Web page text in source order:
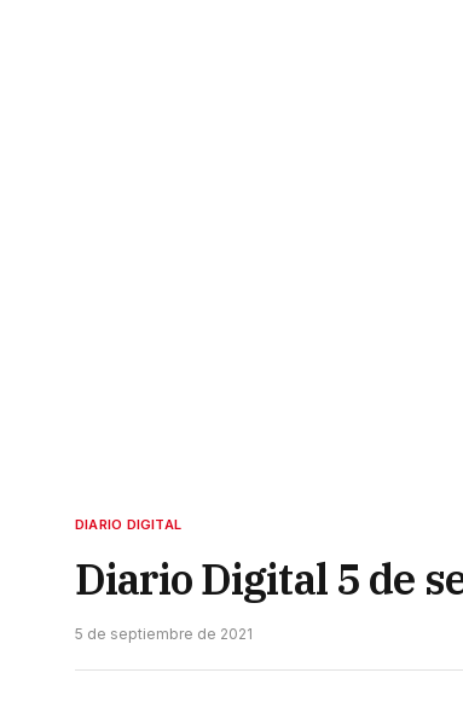
DIARIO DIGITAL
Diario Digital 5 de
5 de septiembre de 2021